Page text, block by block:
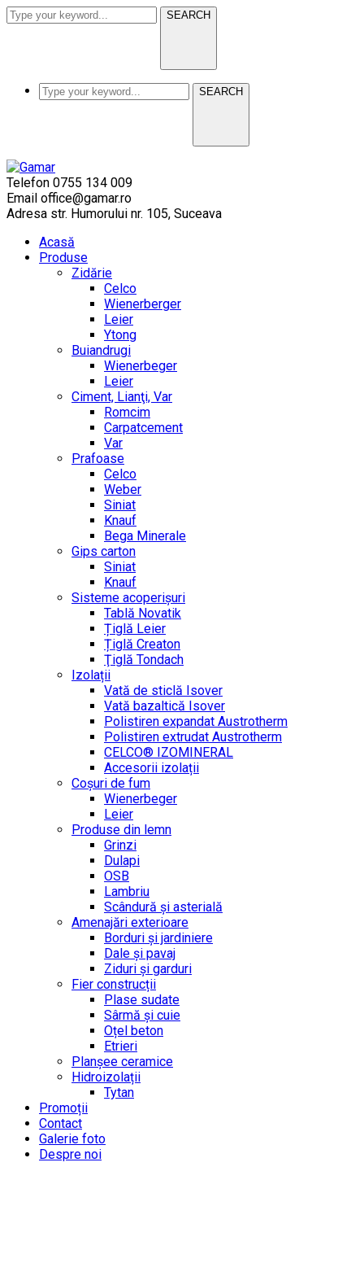
SEARCH
SEARCH
Telefon 0755 134 009
Email office@gamar.ro
Adresa str. Humorului nr. 105, Suceava
Acasă
Produse
Zidărie
Celco
Wienerberger
Leier
Ytong
Buiandrugi
Wienerbeger
Leier
Ciment, Lianţi, Var
Romcim
Carpatcement
Var
Prafoase
Celco
Weber
Siniat
Knauf
Bega Minerale
Gips carton
Siniat
Knauf
Sisteme acoperișuri
Tablă Novatik
Țiglă Leier
Țiglă Creaton
Ţiglă Tondach
Izolații
Vată de sticlă Isover
Vată bazaltică Isover
Polistiren expandat Austrotherm
Polistiren extrudat Austrotherm
CELCO® IZOMINERAL
Accesorii izolații
Coșuri de fum
Wienerbeger
Leier
Produse din lemn
Grinzi
Dulapi
OSB
Lambriu
Scândură și asterială
Amenajări exterioare
Borduri și jardiniere
Dale și pavaj
Ziduri și garduri
Fier construcții
Plase sudate
Sârmă şi cuie
Oțel beton
Etrieri
Planșee ceramice
Hidroizolații
Tytan
Promoții
Contact
Galerie foto
Despre noi